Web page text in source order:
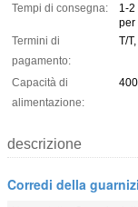
Tempi di consegna:
1-2
per
Termini di
pagamento:
T/
Capacità di
alimentazione:
descrizione
Corredi della